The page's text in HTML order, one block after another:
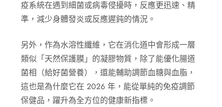
疫系統在遇到細菌或病毒侵擾時，反應更迅速、精
準，減少身體發炎或反應遲鈍的情況。
另外，作為水溶性纖維，它在消化道中會形成一層
類似「天然保護膜」的凝膠物質，除了能優化腸道
菌相（給好菌營養），還能輔助調節血糖與血脂，
這也是為什麼它在 2026 年，能從單純的免疫調節
保健品，躍升為全方位的健康新指標。